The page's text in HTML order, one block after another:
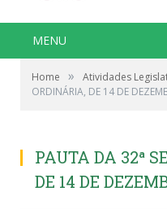
MENU
Home » Atividades
ORDINÁRIA, DE 14 DE
PAUTA DA 32ª
DE 14 DE